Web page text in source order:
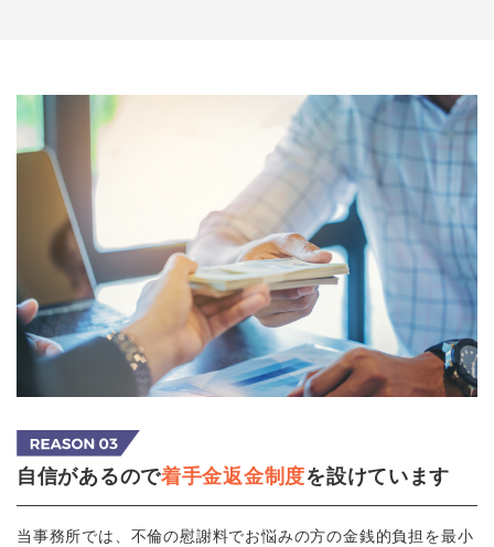
自信があるので着手金返金制度を設けています
当事務所では、不倫の慰謝料でお悩みの方の金銭的負担を最小